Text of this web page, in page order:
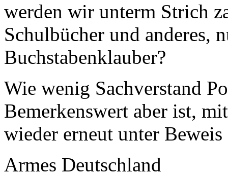
werden wir unterm Strich
Schulbücher und anderes,
Buchstabenklauber?
Wie wenig Sachverstand
Bemerkenswert aber ist,
wieder erneut unter Beweis
Armes Deutschland